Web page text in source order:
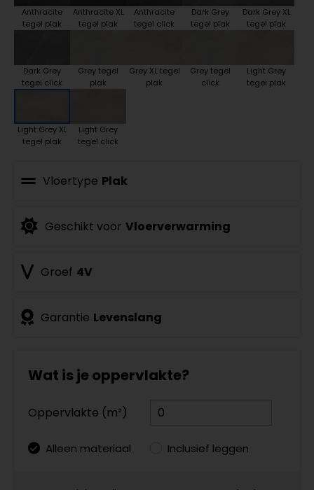
Anthracite
tegel plak
Anthracite XL
tegel plak
Anthracite
tegel click
Dark Grey
tegel plak
Dark Grey XL
tegel plak
Dark Grey
tegel click
Grey tegel
plak
Grey XL tegel
plak
Grey tegel
click
Light Grey
tegel plak
Light Grey XL
tegel plak
Light Grey
tegel click
Vloertype Plak
Geschikt voor Vloerverwarming
Groef 4V
Garantie Levenslang
Wat is je oppervlakte?
Oppervlakte (m²)
Alleen materiaal Inclusief leggen